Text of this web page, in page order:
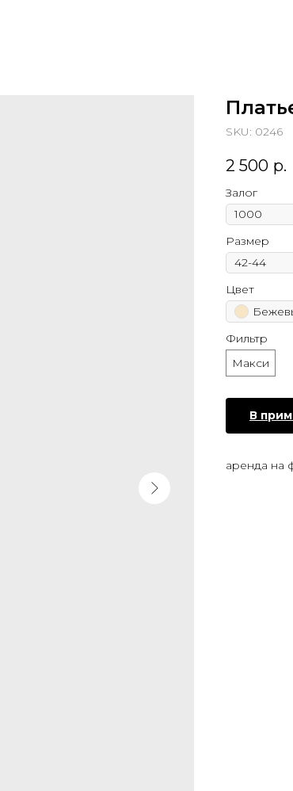
SKU: 0246
2 500 р.
Залог
Размер
Цвет
Фильтр
Макси
В
аренда на